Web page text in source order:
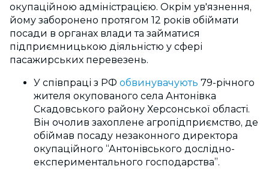
окупаційною адміністрацією. Окрім ув'язнення,
йому заборонено протягом 12 років обіймати
посади в органах влади та займатися
підприємницькою діяльністю у сфері
пасажирських перевезень.
У співпраці з РФ обвинувачують 79-річного
жителя окупованого села Антонівка
Скадовського району Херсонської області.
Він очолив захоплене агропідприємство, де
обіймав посаду незаконного директора
окупаційного “Антонівського дослідно-
експериментального господарства”.